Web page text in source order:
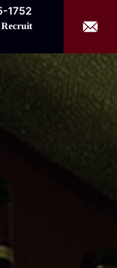
1752
Recruit